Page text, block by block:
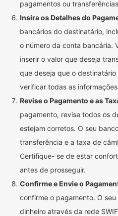
pagamentos ou
Insira os Detalhes do
bancários do destinatário,
o número da conta bancária.
inserir o valor que deseja
que deseja que o
verificar todas as
Revise o Pagamento e as
pagamento, revise todos os
estejam corretos. O seu
transferência e a taxa de
Certifique- se de estar
antes de prosseguir.
Confirme e Envie o
confirme o pagamento. O
dinheiro através da rede